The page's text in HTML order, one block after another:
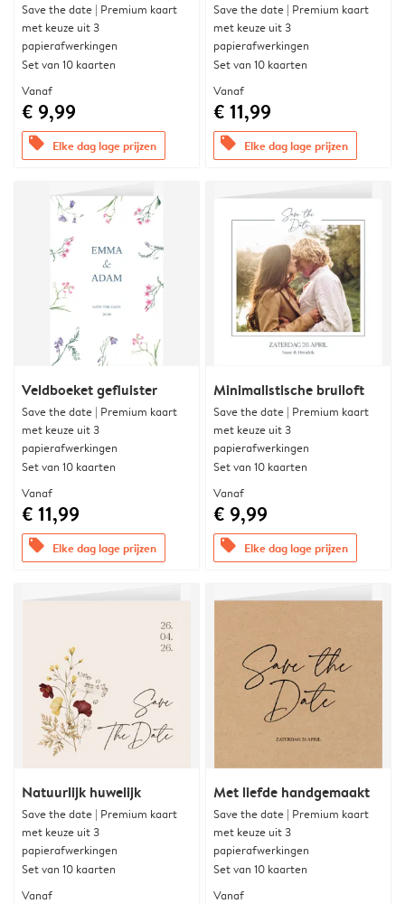
Save the date | Premium kaart
met keuze uit 3
papierafwerkingen
Set van 10 kaarten
Vanaf
€ 9,99
offers Elke dag lage prijzen
Save the date | Premium kaart
met keuze uit 3
papierafwerkingen
Set van 10 kaarten
Vanaf
€ 11,99
offers Elke dag lage prijzen
Veldboeket gefluister
Save the date | Premium kaart
met keuze uit 3
papierafwerkingen
Set van 10 kaarten
Vanaf
€ 11,99
offers Elke dag lage prijzen
Minimalistische bruiloft
Save the date | Premium kaart
met keuze uit 3
papierafwerkingen
Set van 10 kaarten
Vanaf
€ 9,99
offers Elke dag lage prijzen
Natuurlijk huwelijk
Save the date | Premium kaart
met keuze uit 3
papierafwerkingen
Set van 10 kaarten
Vanaf
Met liefde handgemaakt
Save the date | Premium kaart
met keuze uit 3
papierafwerkingen
Set van 10 kaarten
Vanaf